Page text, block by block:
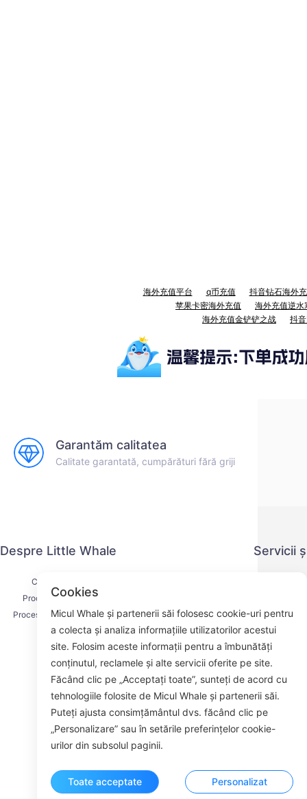
海外充值平台 q币充值
抖音钻石海外
苹果卡密海外充值
海外充值逆水
海外充值金铲铲之战
抖
Garantăm calitatea
Calitate garantată, cumpărături fără griji
Despre Little Whale
Contactați-ne
Procesul de livrare
Procesul de rambursare
Despre noi
Servicii
Acordul
ROOM
Cookies
Micul Whale și partenerii săi folosesc cookie-uri pentru
a colecta și analiza informațiile utilizatorilor acestui
site. Folosim aceste informații pentru a îmbunătăți
conținutul, reclamele și alte servicii oferite pe site.
Făcând clic pe „Acceptați toate”, sunteți de acord cu
tehnologiile folosite de Micul Whale și partenerii săi.
Puteți ajusta consimțământul dvs. făcând clic pe
„Personalizare” sau în setările preferințelor cookie-
urilor din subsolul paginii.
Toate acceptate Personalizat